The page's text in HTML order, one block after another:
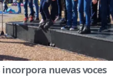
nuevas voces